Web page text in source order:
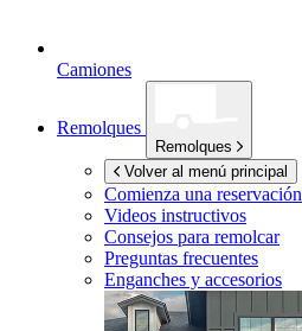
Camiones
Remolques
Remolques
Volver al menú principal
Comienza una reservación
Videos instructivos
Consejos para remolcar
Preguntas frecuentes
Enganches y accesorios